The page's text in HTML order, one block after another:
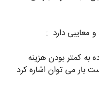
و معایبی دارد :
به کمتر بودن هزینه
بار می توان اشاره کرد